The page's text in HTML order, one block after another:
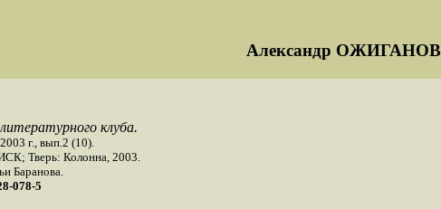
Александр ОЖИГАНОВ
клуба.
г., вып.2 (10).
Тверь: Колонна, 2003.
Баранова.
078-5